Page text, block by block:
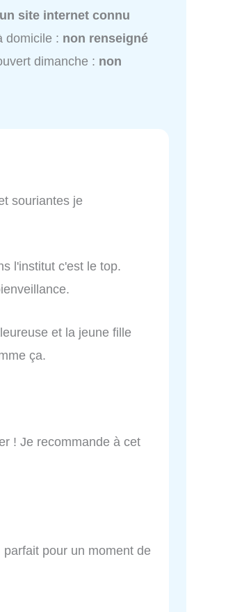
site internet connu
domicile : non renseigné
dimanche : non
souriantes je
l'institut c'est le top.
et la jeune fille
ça.
! Je recommande à cet
pour un moment de